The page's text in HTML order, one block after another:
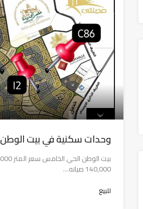
وحدات سكنية في بيت الوطن
140,000 صيانه…
للبيع